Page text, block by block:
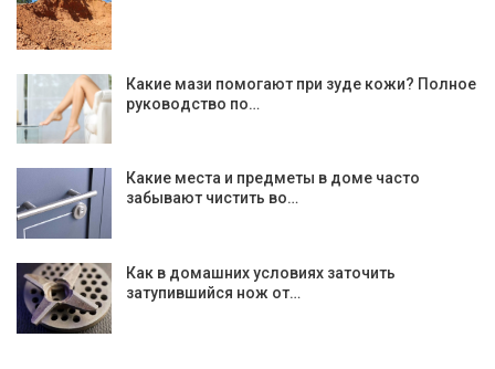
Какие мази помогают при зуде кожи? Полное
руководство по…
Какие места и предметы в доме часто
забывают чистить во…
Как в домашних условиях заточить
затупившийся нож от…